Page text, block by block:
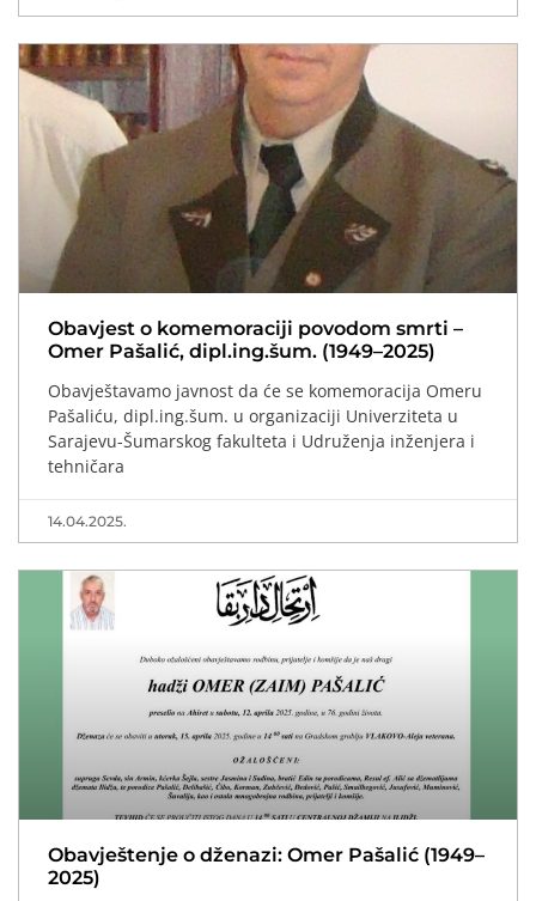
Obavjest o komemoraciji povodom smrti –
Omer Pašalić, dipl.ing.šum. (1949–2025)
Obavještavamo javnost da će se komemoracija Omeru
Pašaliću, dipl.ing.šum. u organizaciji Univerziteta u
Sarajevu-Šumarskog fakulteta i Udruženja inženjera i
tehničara
14.04.2025.
Obavještenje o dženazi: Omer Pašalić (1949–
2025)